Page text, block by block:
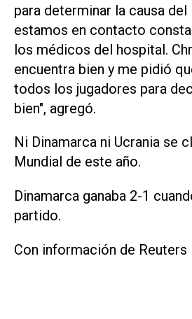
para determinar la causa del
estamos ‌en contacto
los médicos del hospital.
encuentra bien y me pidió
‌todos los jugadores ⁠para
bien", agregó.
Ni Dinamarca ni Ucrania se
Mundial de ​este año.
Dinamarca ganaba 2-1
partido.
Con información de Reuters